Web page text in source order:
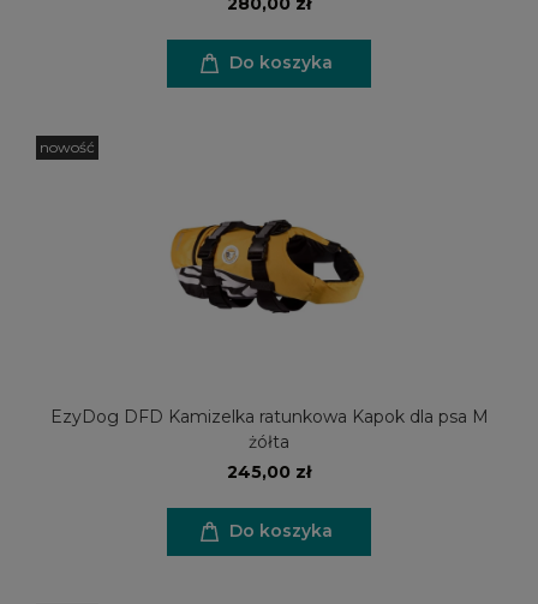
Do koszyka
EzyDog DFD Kamizelka ratunkowa Kapok dla psa M
żółta
245,00 zł
Do koszyka
nowość